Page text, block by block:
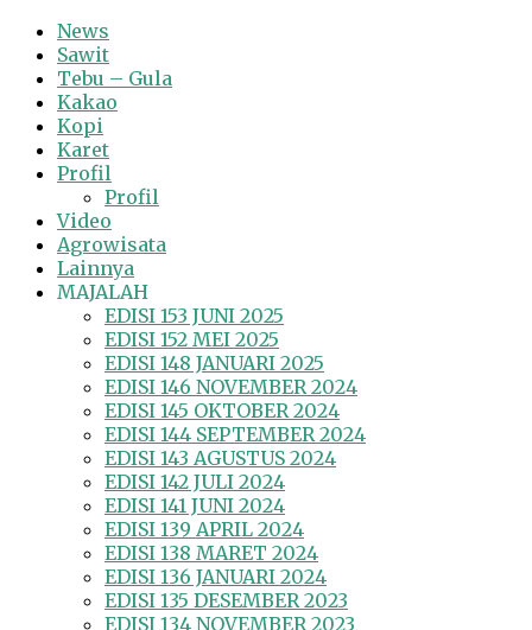
News
Sawit
Tebu – Gula
Kakao
Kopi
Karet
Profil
Profil
Video
Agrowisata
Lainnya
MAJALAH
EDISI 153 JUNI 2025
EDISI 152 MEI 2025
EDISI 148 JANUARI 2025
EDISI 146 NOVEMBER 2024
EDISI 145 OKTOBER 2024
EDISI 144 SEPTEMBER 2024
EDISI 143 AGUSTUS 2024
EDISI 142 JULI 2024
EDISI 141 JUNI 2024
EDISI 139 APRIL 2024
EDISI 138 MARET 2024
EDISI 136 JANUARI 2024
EDISI 135 DESEMBER 2023
EDISI 134 NOVEMBER 2023